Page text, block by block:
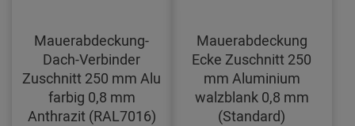
Mauerabdeckung-
Dach-Verbinder
Zuschnitt 250 mm Alu
farbig 0,8 mm
Anthrazit (RAL7016)
Mauerabdeckung
Ecke Zuschnitt 250
mm Aluminium
walzblank 0,8 mm
(Standard)